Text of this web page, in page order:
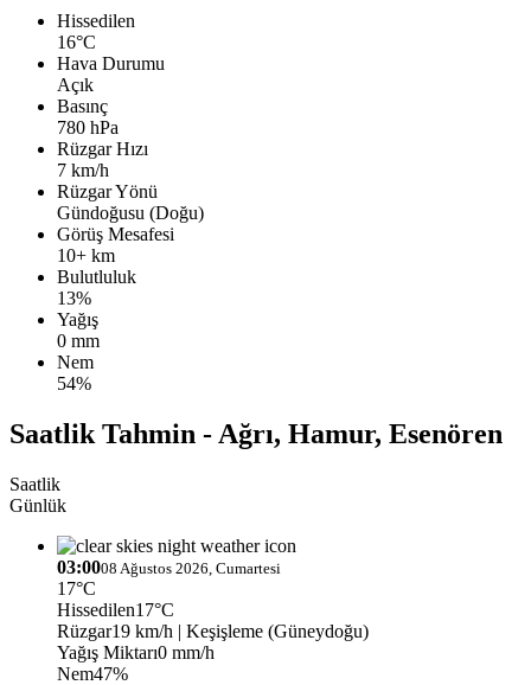
Hissedilen
16°C
Hava Durumu
Açık
Basınç
780 hPa
Rüzgar Hızı
7 km/h
Rüzgar Yönü
Gündoğusu (Doğu)
Görüş Mesafesi
10+ km
Bulutluluk
13%
Yağış
0 mm
Nem
54%
Saatlik Tahmin - Ağrı, Hamur, Esenören
Saatlik
Günlük
03:0008 Ağustos 2026, Cumartesi
17°C
Hissedilen17°C
Rüzgar19 km/h | Keşişleme (Güneydoğu)
Yağış Miktarı0 mm/h
Nem47%